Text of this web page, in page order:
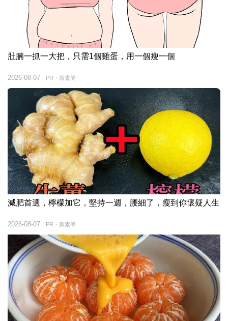
肚腩一抓一大把，只需1個雞蛋，用一個瘦一個
PR・新素簡
2026-08-07
減肥首選，檸檬加它，堅持一週，腰細了，瘦到你懷疑人生
PR・新素簡
2026-08-07